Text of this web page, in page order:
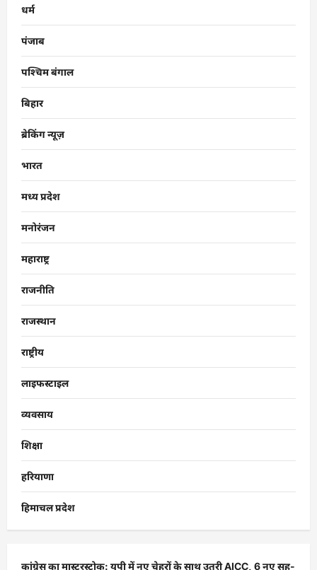
धर्म
पंजाब
पश्चिम बंगाल
बिहार
ब्रेकिंग न्यूज़
भारत
मध्य प्रदेश
मनोरंजन
महाराष्ट्र
राजनीति
राजस्थान
राष्ट्रीय
लाइफस्टाइल
व्यवसाय
शिक्षा
हरियाणा
हिमाचल प्रदेश
कांग्रेस का मास्टरस्ट्रोक: यूपी में नए चेहरों के साथ उतरी AICC, 6 नए सह-